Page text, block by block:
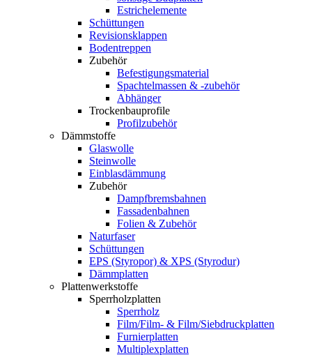
Estrichelemente
Schüttungen
Revisionsklappen
Bodentreppen
Zubehör
Befestigungsmaterial
Spachtelmassen & -zubehör
Abhänger
Trockenbauprofile
Profilzubehör
Dämmstoffe
Glaswolle
Steinwolle
Einblasdämmung
Zubehör
Dampfbremsbahnen
Fassadenbahnen
Folien & Zubehör
Naturfaser
Schüttungen
EPS (Styropor) & XPS (Styrodur)
Dämmplatten
Plattenwerkstoffe
Sperrholzplatten
Sperrholz
Film/Film- & Film/Siebdruckplatten
Furnierplatten
Multiplexplatten